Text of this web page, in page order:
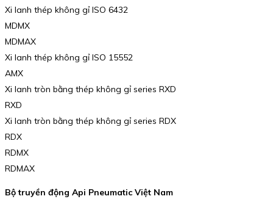
Xi lanh thép không gỉ ISO 6432
MDMX
MDMAX
Xi lanh thép không gỉ ISO 15552
AMX
Xi lanh tròn bằng thép không gỉ series RXD
RXD
Xi lanh tròn bằng thép không gỉ series RDX
RDX
RDMX
RDMAX
Bộ truyền động Api Pneumatic Việt Nam